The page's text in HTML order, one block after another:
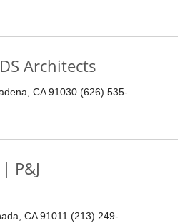
Architects
CA 91030 (626) 535-
P&J
CA 91011 (213) 249-